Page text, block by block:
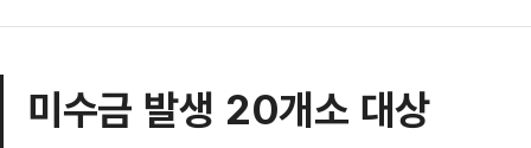
미수금 발생 20개소 대상